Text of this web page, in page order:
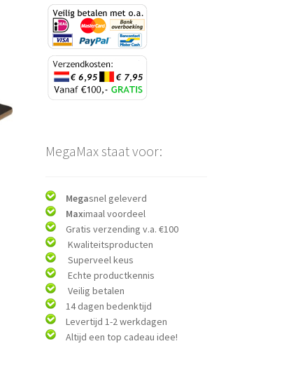
MegaMax staat voor:
Megasnel geleverd
Maximaal voordeel
Gratis verzending v.a. €100
Kwaliteitsproducten
Superveel keus
Echte productkennis
Veilig betalen
14 dagen bedenktijd
Levertijd 1-2 werkdagen
Altijd een top cadeau idee!